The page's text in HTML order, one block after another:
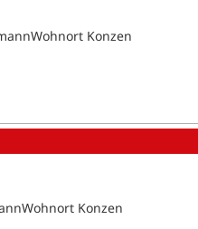
Konzen
Konzen